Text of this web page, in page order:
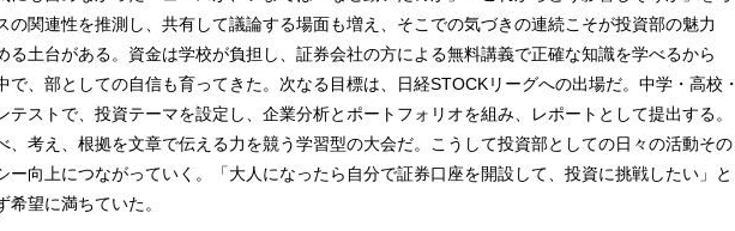
の関連性を推測し、共有して議論する場面も増え、そこでの気づきの連続こそが投資部の魅力
る土台がある。資金は学校が負担し、証券会社の方による無料講義で正確な知識を学べるから
、部としての自信も育ってきた。次なる目標は、日経STOCKリーグへの出場だ。中学・高校・
ストで、投資テーマを設定し、企業分析とポートフォリオを組み、レポートとして提出する。
、考え、根拠を文章で伝える力を競う学習型の大会だ。こうして投資部としての日々の活動その
ー向上につながっていく。「大人になったら自分で証券口座を開設して、投資に挑戦したい」と
望に満ちていた。